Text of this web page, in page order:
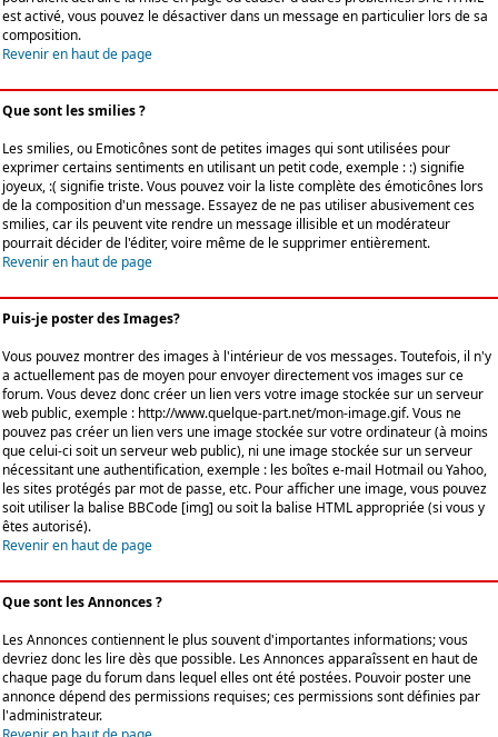
est activé, vous pouvez le désactiver dans un message en particulier lors de sa
composition.
Revenir en haut de page
Que sont les smilies ?
Les smilies, ou Emoticônes sont de petites images qui sont utilisées pour
exprimer certains sentiments en utilisant un petit code, exemple : :) signifie
joyeux, :( signifie triste. Vous pouvez voir la liste complète des émoticônes lors
de la composition d'un message. Essayez de ne pas utiliser abusivement ces
smilies, car ils peuvent vite rendre un message illisible et un modérateur
pourrait décider de l'éditer, voire même de le supprimer entièrement.
Revenir en haut de page
Puis-je poster des Images?
Vous pouvez montrer des images à l'intérieur de vos messages. Toutefois, il n'y
a actuellement pas de moyen pour envoyer directement vos images sur ce
forum. Vous devez donc créer un lien vers votre image stockée sur un serveur
web public, exemple : http://www.quelque-part.net/mon-image.gif. Vous ne
pouvez pas créer un lien vers une image stockée sur votre ordinateur (à moins
que celui-ci soit un serveur web public), ni une image stockée sur un serveur
nécessitant une authentification, exemple : les boîtes e-mail Hotmail ou Yahoo,
les sites protégés par mot de passe, etc. Pour afficher une image, vous pouvez
soit utiliser la balise BBCode [img] ou soit la balise HTML appropriée (si vous y
êtes autorisé).
Revenir en haut de page
Que sont les Annonces ?
Les Annonces contiennent le plus souvent d'importantes informations; vous
devriez donc les lire dès que possible. Les Annonces apparaîssent en haut de
chaque page du forum dans lequel elles ont été postées. Pouvoir poster une
annonce dépend des permissions requises; ces permissions sont définies par
l'administrateur.